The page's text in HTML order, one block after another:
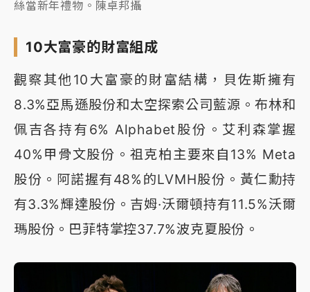
絲當新年禮物。陳卓邦攝
10大富豪的財富組成
觀察其他10大富豪的財富結構，貝佐斯擁有
8.3%亞馬遜股份和太空探索公司藍源。布林和
佩吉各持有6% Alphabet股份。艾利森掌握
40%甲骨文股份。祖克柏主要來自13% Meta
股份。阿諾握有48%的LVMH股份。黃仁勳持
有3.3%輝達股份。吉姆·沃爾頓持有11.5%沃爾
瑪股份。巴菲特掌控37.7%波克夏股份。